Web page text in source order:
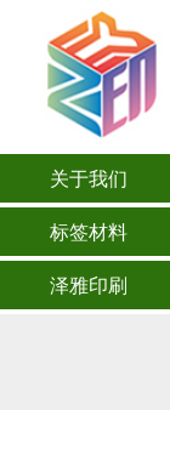
关于我们
标签材料
泽雅印刷